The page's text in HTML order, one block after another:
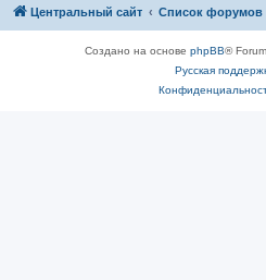
Центральный сайт Список форумов
Создано на основе phpBB®
Русская